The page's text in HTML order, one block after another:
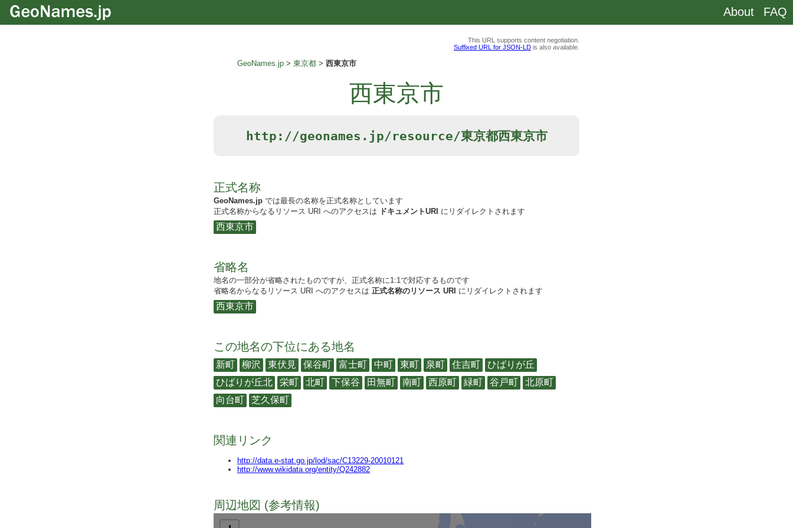
This URL supports content negotiation.
Suffixed URL for JSON-LD is also available.
GeoNames.jp 東京都 西東京市
西東京市
http://geonames.jp/resource/東京都西東京市
正式名称
GeoNames.jp では最長の名称を正式名称としています
正式名称からなるリソース URI へのアクセスは ドキュメントURI にリダイレクトされます
西東京市
省略名
地名の一部分が省略されたものですが、正式名称に1:1で対応するものです
省略名からなるリソース URI へのアクセスは 正式名称のリソース URI にリダイレクトされます
西東京市
この地名の下位にある地名
新町 柳沢 東伏見 保谷町 富士町 中町 東町 泉町 住吉町
ひばりが丘
ひばりが丘北
栄町 北町 下保谷 田無町 南町 西原町 緑町 谷戸町
北原町
向台町
芝久保町
関連リンク
http://data.e-stat.go.jp/lod/sac/C13229-20010121
http://www.wikidata.org/entity/Q242882
周辺地図 (参考情報)
About FAQ